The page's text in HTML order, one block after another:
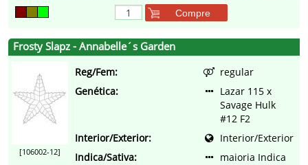
Compre
Frosty Slapz - Annabelle´s Garden
[106002-12]
Reg/Fem:
regular
Genética:
Lazar 115 x
Savage Hulk
#12 F2
Interior/Exterior:
Interior/Exterior
Indica/Sativa:
maioria Indica